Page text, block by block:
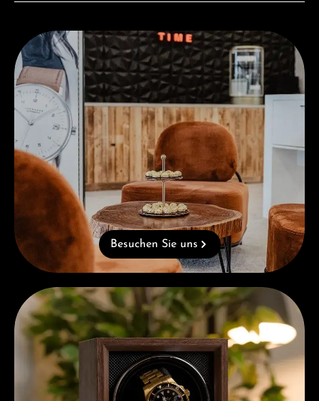
Besuchen Sie uns
Besuchen Sie uns
Kostenloses Geschenk ab einem Einkauf von 1.000 €